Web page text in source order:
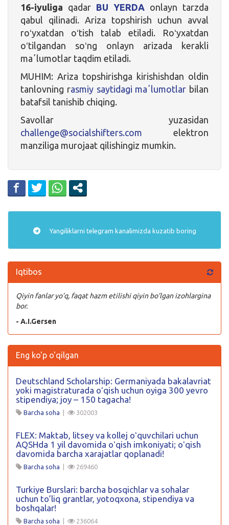
16-iyuliga qadar BU YERDA onlayn tarzda
qabul qilinadi. Ariza topshirish uchun avval
roʻyxatdan oʻtish talab etiladi. Roʻyxatdan
oʻtilgandan soʻng onlayn arizada kerakli
maʼlumotlar taqdim etiladi.
MUHIM: Ariza topshirishga kirishishdan oldin
tanlovning rasmiy saytidagi maʼlumotlar bilan
batafsil tanishib chiqing.
Savollar yuzasidan
challenge@socialshifters.com elektron
manziliga murojaat qilishingiz mumkin.
Yangiliklarni telegram kanalimizda kuzatib boring
Iqtibos
Qiyin fanlar yo’q, faqat hazm etilishi qiyin bo’lgan izohlargina
bor.
- A.I.Gersen
Eng ko'p o'qilgan
Deutschland Scholarship: Germaniyada bakalavriat
yoki magistraturada oʻqish uchun oyiga 300 yevro
stipendiya; joy – 150 tagacha!
Barcha soha | 302003
FLEX: Maktab, litsey va kollej oʻquvchilari uchun
AQSHda 1 yil davomida oʻqish imkoniyati; oʻqish
davomida barcha xarajatlar qoplanadi!
Barcha soha | 269460
Turkiye Burslari: barcha bosqichlar va sohalar
uchun to’liq grantlar, yotoqxona, stipendiya va
boshqalar!
Barcha soha | 236064